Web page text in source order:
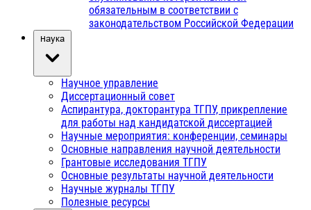
обязательным в соответствии с
законодательством Российской Федерации
Наука
Научное управление
Диссертационный совет
Аспирантура, докторантура ТГПУ, прикрепление
для работы над кандидатской диссертацией
Научные мероприятия: конференции, семинары
Основные направления научной деятельности
Грантовые исследования ТГПУ
Основные результаты научной деятельности
Научные журналы ТГПУ
Полезные ресурсы